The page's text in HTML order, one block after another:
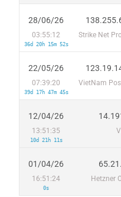
28/06/26
03:55:12
36d 20h 15m 52s
22/05/26
07:39:20
39d 17h 47m 45s
12/04/26
13:51:35
10d 21h 11s
01/04/26
16:51:24
0s
Hetzner